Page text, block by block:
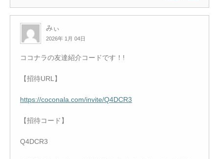
みぃ
2026年 1月 04日
ココナラの友達紹介コードです！!
【招待URL】
https://coconala.com/invite/Q4DCR3
【招待コード】
Q4DCR3